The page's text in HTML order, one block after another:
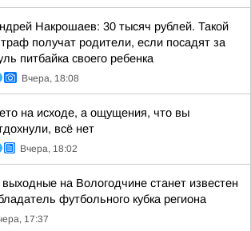
Накрошаев: 30 тысяч рублей. Такой
получат родители, если посадят за
питбайка своего ребенка
Вчера, 18:08
на исходе, а ощущения, что вы
всё нет
Вчера, 18:02
на Вологодчине станет известен
футбольного кубка региона
17:37